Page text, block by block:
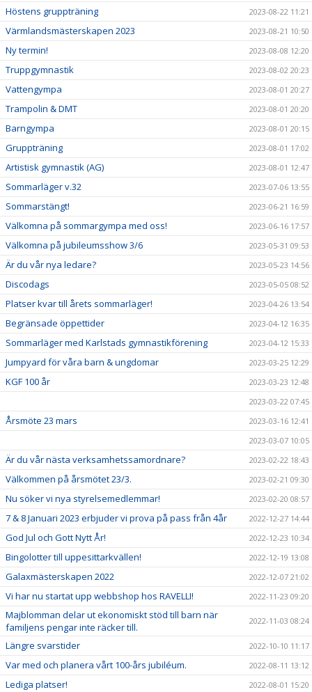
Höstens gruppträning 2023-08-22 11:21
Värmlandsmästerskapen 2023 2023-08-21 10:50
Ny termin! 2023-08-08 12:20
Truppgymnastik 2023-08-02 20:23
Vattengympa 2023-08-01 20:27
Trampolin & DMT 2023-08-01 20:20
Barngympa 2023-08-01 20:15
Gruppträning 2023-08-01 17:02
Artistisk gymnastik (AG) 2023-08-01 12:47
Sommarläger v.32 2023-07-06 13:55
Sommarstängt! 2023-06-21 16:59
Välkomna på sommargympa med oss! 2023-06-16 17:57
Välkomna på jubileumsshow 3/6 2023-05-31 09:53
Är du vår nya ledare? 2023-05-23 14:56
Discodags 2023-05-05 08:52
Platser kvar till årets sommarläger! 2023-04-26 13:54
Begränsade öppettider 2023-04-12 16:35
Sommarläger med Karlstads gymnastikförening 2023-04-12 15:33
Jumpyard för våra barn & ungdomar 2023-03-25 12:29
KGF 100 år
2023-03-23 12:48
2023-03-22 07:45
Årsmöte 23 mars
2023-03-16 12:41
2023-03-07 10:05
Är du vår nästa verksamhetssamordnare? 2023-02-22 18:43
Välkommen på årsmötet 23/3. 2023-02-21 09:30
Nu söker vi nya styrelsemedlemmar! 2023-02-20 08:57
7 & 8 Januari 2023 erbjuder vi prova på pass från 4år 2022-12-27 14:44
God Jul och Gott Nytt År! 2022-12-23 10:34
Bingolotter till uppesittarkvällen! 2022-12-19 13:08
Galaxmästerskapen 2022 2022-12-07 21:02
Vi har nu startat upp webbshop hos RAVELLI! 2022-11-23 09:20
Majblomman delar ut ekonomiskt stöd till barn när
familjens pengar inte räcker till.
2022-11-03 08:24
Längre svarstider 2022-10-10 11:17
Var med och planera vårt 100-års jubiléum. 2022-08-11 13:12
Lediga platser! 2022-08-01 15:20